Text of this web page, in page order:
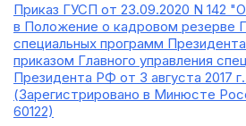
Приказ ГУСП от 23.09.2020 N 142
в Положение о кадровом резерве
специальных программ
приказом Главного управления
Президента РФ от 3 августа 2017
(Зарегистрировано в Минюсте
60122)